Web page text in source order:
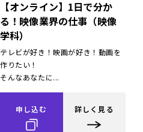
【オンライン】1日で分か
る！映像業界の仕事（映像
学科）
テレビが好き！映画が好き！動画を
作りたい！
そんなあなたに...
申し込む 詳しく見る